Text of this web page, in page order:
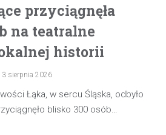
przyciągnęła
na teatralne
historii
3 sierpnia 2026
Łąka, w sercu Śląska, odbyło
blisko 300 osób…